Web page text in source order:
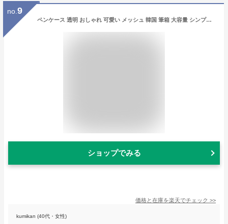
no. 9
ペンケース 透明 おしゃれ 可愛い メッシュ 韓国 筆箱 大容量 シンプル 薄型 無地 クリア ペンケース かわいい 学生 小物入れ 男の子 女の子 収納 収納ポーチ 入学祝い 中学生 小学生 高校生 大学生 男性用 女性用 メンズ レディース プレゼント
ショップでみる
価格と在庫を楽天でチェック >>
kumikan (40代・女性)